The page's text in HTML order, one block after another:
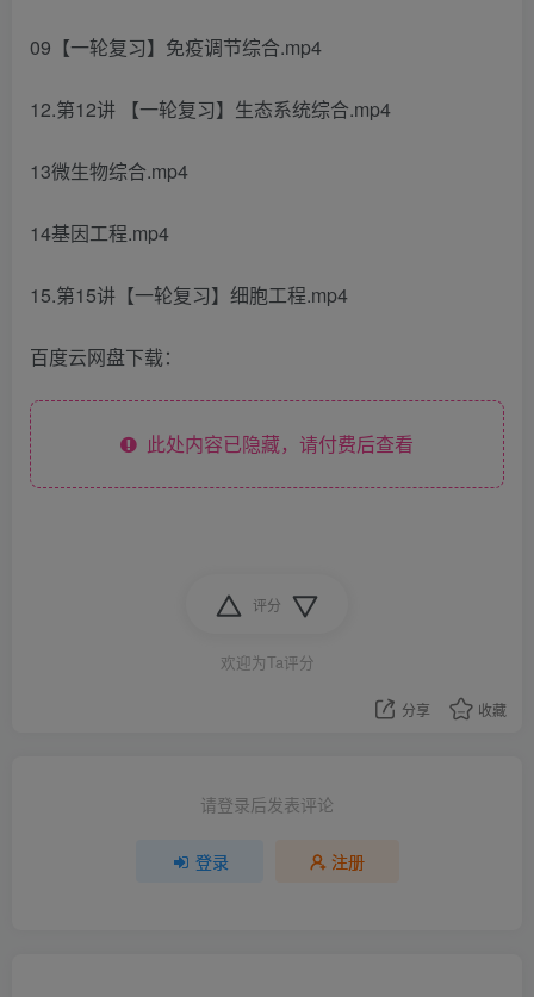
09【一轮复习】免疫调节综合.mp4
12.第12讲 【一轮复习】生态系统综合.mp4
13微生物综合.mp4
14基因工程.mp4
15.第15讲【一轮复习】细胞工程.mp4
百度云网盘下载：
此处内容已隐藏，请付费后查看
评分
欢迎为Ta评分
分享 收藏
请登录后发表评论
登录 注册